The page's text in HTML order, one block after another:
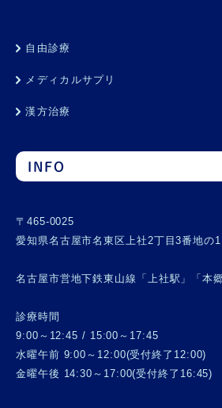
自由診療
メディカルサプリ
漢方治療
INFO
〒465-0025
愛知県名古屋市名東区上社2丁目3番地の1
名古屋市営地下鉄東山線「上社駅」「本
診療時間
9:00～12:45 / 15:00～17:45
水曜午前 9:00～12:00(受付終了12:00)
金曜午後 14:30～17:00(受付終了16:45)